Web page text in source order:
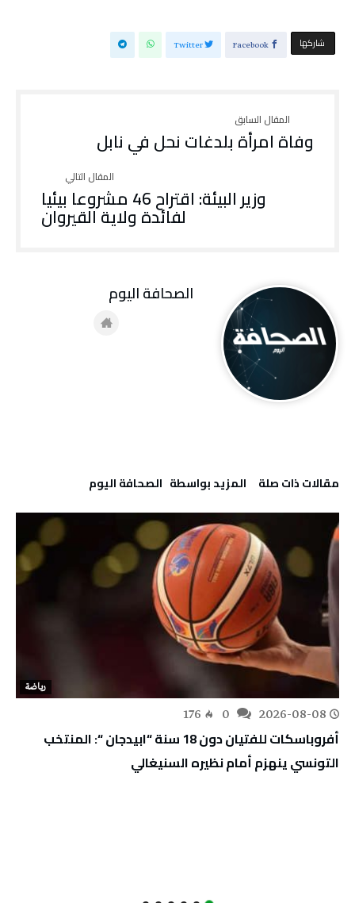
‫‫ شاركها‬ Facebook
Twitter
وفاة امرأة بلدغات نحل في نابل
وزير البيئة: اقتراح 46 مشروعا بيئيا
لفائدة ولاية القيروان
‫مقالات ذات صلة‬ ‫‫المزيد بواسطة‬ ‬ ‭ ‬الصحافة‭ ‬اليوم
رياضة
2026-08-08
176
أفروباسكات للفتيان دون 18 سنة “ابيدجان “: المنتخب
التونسي ينهزم أمام نظيره السنيغالي